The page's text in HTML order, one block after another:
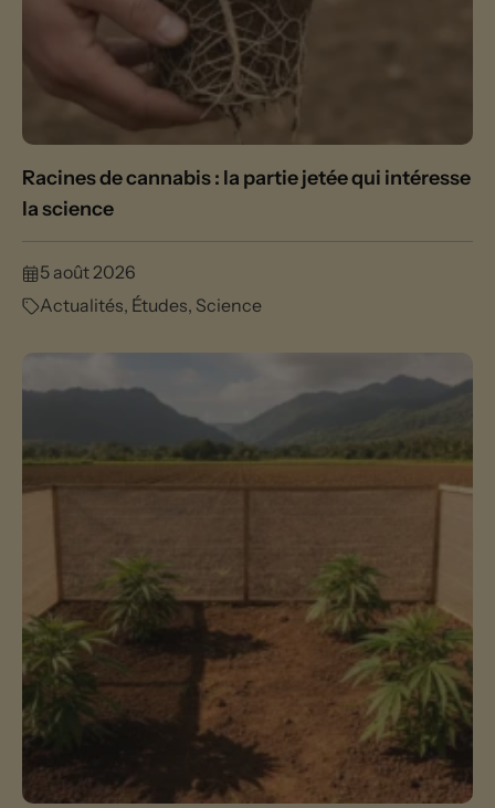
Racines de cannabis : la partie jetée qui intéresse
la science
5 août 2026
Actualités, Études, Science